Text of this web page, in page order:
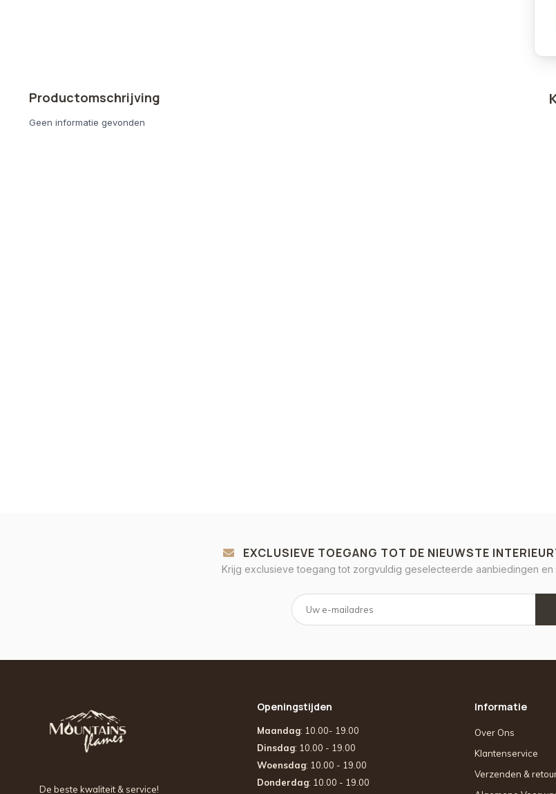
Productomschrijving
Geen informatie gevonden
EXCLUSIEVE TOEGANG TOT DE NIEUWSTE
Krijg exclusieve toegang tot zorgvuldig geselecteerde aanbiedingen en
De beste kwaliteit & service!
Openingstijden
Maandag: 10.00- 19.00
Dinsdag: 10.00 - 19.00
Woensdag: 10.00 - 19.00
Donderdag: 10.00 - 19.00
Informatie
Over Ons
Klantenservice
Verzenden &